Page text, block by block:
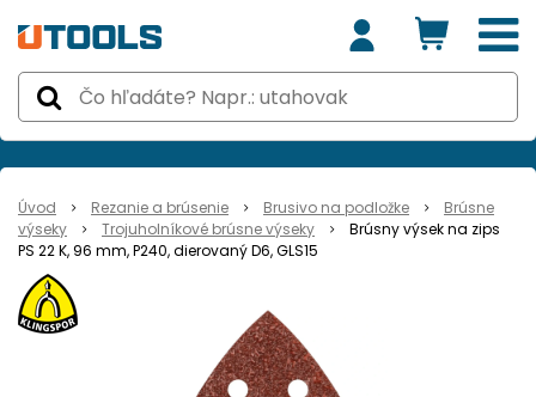
Úvod Rezanie a brúsenie Brusivo na podložke
Brúsne
výseky
Trojuholníkové brúsne výseky
Brúsny výsek na zips
PS 22 K, 96 mm, P240, dierovaný D6, GLS15